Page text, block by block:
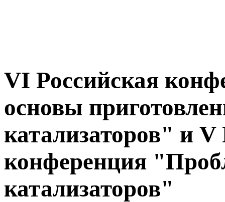
VI Российская
основы
катализаторов" и V
конференция
катализаторов"